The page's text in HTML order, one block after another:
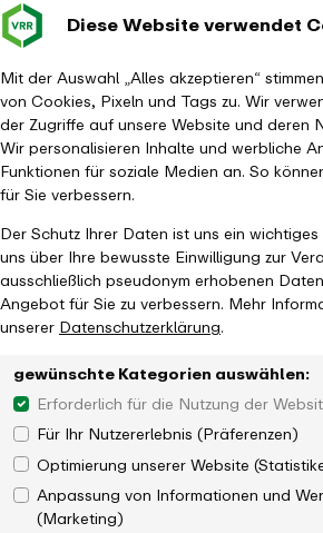
Diese Website verwendet
Mit der Auswahl „Alles akzeptieren“
von Cookies, Pixeln und Tags zu. Wir
der Zugriffe auf unsere Website und deren
Wir personalisieren Inhalte und werbliche
Funktionen für soziale Medien an. So
für Sie verbessern.
Der Schutz Ihrer Daten ist uns ein
uns über Ihre bewusste Einwilligung zur
ausschließlich pseudonym erhobenen
Angebot für Sie zu verbessern. Mehr
unsererDatenschutzerklärung.
gewünschte Kategorien auswählen:
Erforderlich für die Nutzung der
Für Ihr Nutzererlebnis (Präferenzen)
Optimierung unserer Website
Anpassung von Informationen und
(Marketing)
Verkehrsverbund
Startseite Aktuelles
Magazin
Service für Kommunen: Mit „CoKo“ CO2-
berechnen
NRW